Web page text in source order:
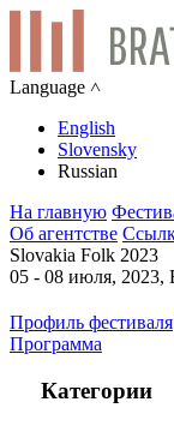
Language ˄
English
Slovensky
Russian
На главную
Об агентстве
Slovakia Folk 2023
05 - 08 июля, 2023,
Профиль фестиваля
Программа
Категории